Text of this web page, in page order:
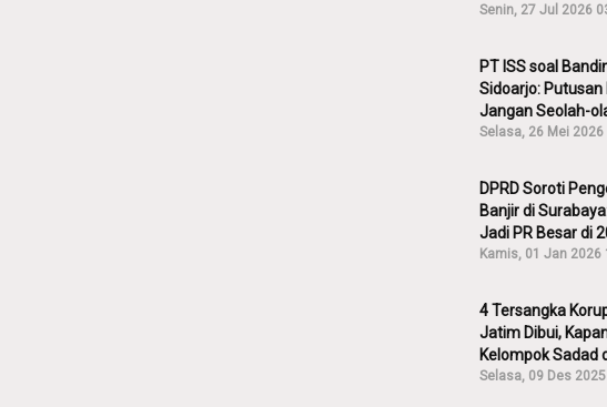
30% Diusut?
Senin, 27 Jul 2026
PT ISS soal
Sidoarjo: Putusan
Jangan Seolah-
Menang!
Selasa, 26 Mei 2026
DPRD Soroti
Banjir di
Jadi PR Besar di
Kamis, 01 Jan 2026
4 Tersangka
Jatim Dibui,
Kelompok Sadad
Iskandar?
Selasa, 09 Des